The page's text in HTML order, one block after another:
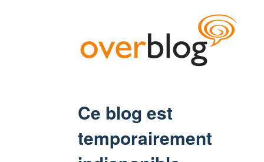
Ce blog est
temporairement